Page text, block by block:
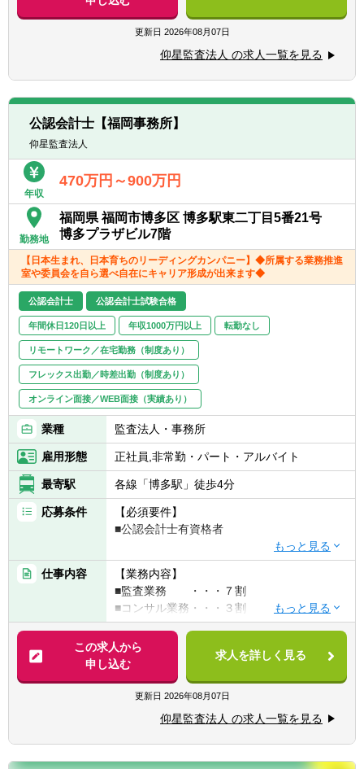
・グループ再編支援業務
・財務アドバイザリー業務等
【クライアント形態】
■法人全体でのクライアント数 …300社前後
■業界業種…特化はしていなく、幅広く行っ
ております。※金融系は担当しておりません
■売上規模…メインは売上数十億円～数百億
円位※上場企業も有
前後します
所属する業務推進室や、委員会を自ら選択す
る事により自在にキャリア形成が出来ます。
・業務推進室（FAS、国際、IPO、IFRS、
PIA、パブリック、MCS、業務開発）
・委員会（品質管理、監査、会計、情報管
理、コミュニケーション、広報、リクルー
ト、人材開発、アサイン、ネクシア東京）
更新日 2026年08月07日
仰星監査法人 の求人一覧を見る
公認会計士【福岡事務所】
仰星監査法人
年収
470万円～900万円
勤務地
福岡県 福岡市博多区 博多駅東二丁目5番21号
博多プラザビル7階
【日本生まれ、日本育ちのリーディングカンパニー】◆所属する業務推進
室や委員会を自ら選べ自在にキャリア形成が出来ます◆
公認会計士 公認会計士試験合格
年間休日120日以上 年収1000万円以上 転勤なし
リモートワーク／在宅勤務（制度あり）
フレックス出勤／時差出勤（制度あり）
オンライン面接／WEB面接（実績あり）
業種 監査法人・事務所
雇用形態 正社員,非常勤・パート・アルバイト
最寄駅 各線「博多駅」徒歩4分
応募条件
【必須要件】
■公認会計士有資格者
【歓迎条件】
■監査経験１－3年以上
仕事内容
【業務内容】
■監査業務 ・・・７割
■コンサル業務・・・３割
・IPO支援業務
・IFRS導入支援
・M&A支援業務
・グループ再編支援業務
・財務アドバイザリー業務等
【クライアント形態】
■法人全体でのクライアント数 …300社前後
■業界業種…特化はしていなく、幅広く行っ
この求人から
申し込む
求人を詳しく見る
更新日 2026年08月07日
仰星監査法人 の求人一覧を見る